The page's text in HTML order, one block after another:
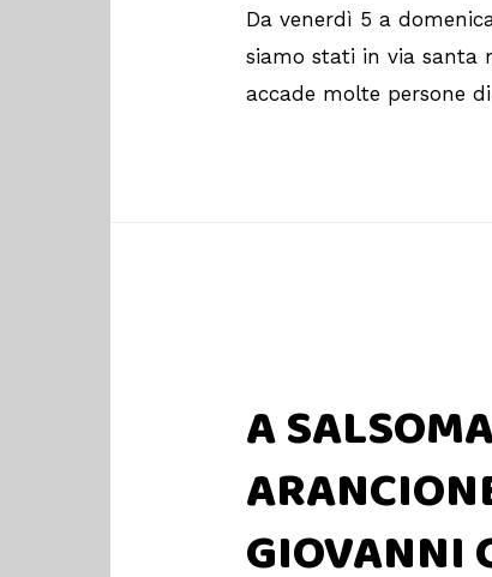
Da venerdì 5 a
siamo stati in via santa
accade molte persone
A
GIOVANNI